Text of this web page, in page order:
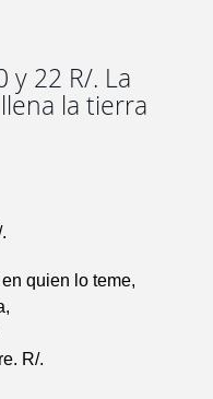
y 22 R/. La
la tierra
quien lo teme,
R/.